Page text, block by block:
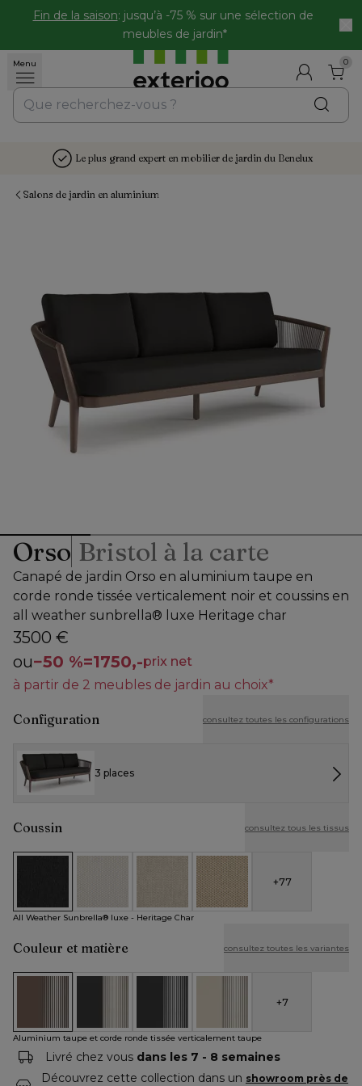
Fin de la saison: jusqu’à -75 % sur une sélection de
meubles de jardin*
Menu 0
Le plus grand expert en mobilier de jardin du Benelux
Salons de jardin en aluminium
Orso Bristol à la carte
Canapé de jardin Orso en aluminium taupe en
corde ronde tissée verticalement noir et coussins en
all weather sunbrella® luxe Heritage char
3500 €
ou−50 %=1750,-prix net
à partir de 2 meubles de jardin au choix*
Configuration consultez toutes les configurations
3 places
Coussin consultez tous les tissus
All Weather Sunbrella® luxe - Heritage Char
All Weather Cosytica - Althea Off White
All Weather Cosytica - Althea Chalk
All Weather Cosytica - Althea
+77
All Weather Sunbrella® luxe - Heritage Char
Couleur et matière consultez toutes les variantes
Aluminium taupe et corde ronde tissée verticalement taupe
Aluminium noir et corde ronde tissée carrée
Aluminium noir et corde ronde tissée
Aluminium beige et corde
+7
Aluminium taupe et corde ronde tissée verticalement taupe
Livré chez vous dans les 7 - 8 semaines
Découvrez cette collection dans un showroom près de